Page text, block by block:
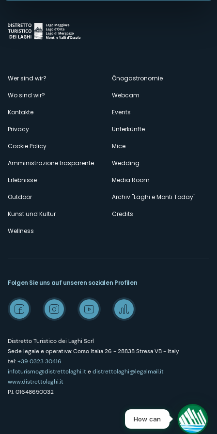
Menù
secondario
Wer sind wir?
Wo sind wir?
Kontakte
Privacy
Cookie Policy
Amministrazione trasparente
Erlebnisse
Outdoor
Kunst und Kultur
Wellness
Önogastronomie
Webcam
Events
Unterkünfte
Mice
Wedding
Media Room
Archiv "Laghi e Monti Today"
Credits
Distretto Turistico dei Laghi Scrl
Sede legale e operativa: Corso Italia 26 - 28838 Stresa VB - Italy
tel:+39 0323 30416
infoturismo@distrettolaghi.itedistrettolaghi@legalmail.it
www.distrettolaghi.it
P.I. 01648650032
Folgen Sie uns auf unseren sozialen Profilen